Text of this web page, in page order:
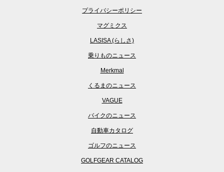
プライバシーポリシー
マグミクス
LASISA (らしさ)
乗りものニュース
Merkmal
くるまのニュース
VAGUE
バイクのニュース
自動車カタログ
ゴルフのニュース
GOLFGEAR CATALOG